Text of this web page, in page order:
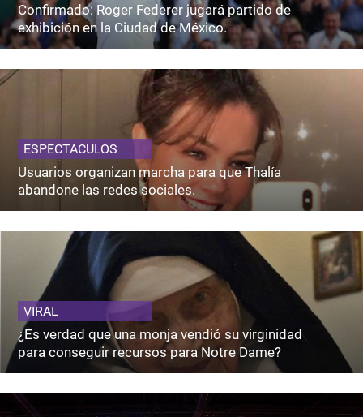
Confirmado: Roger Federer jugará partido de
exhibición en la Ciudad de México.
ESPECTACULOS
Usuarios organizan marcha para que Thalía
abandone las redes sociales.
VIRAL
¿Es verdad que una monja vendió su virginidad
para conseguir recursos para Notre Dame?